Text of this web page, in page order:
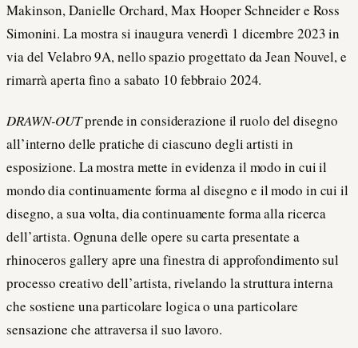
Makinson, Danielle Orchard, Max Hooper Schneider e Ross
Simonini. La mostra si inaugura venerdì 1 dicembre 2023 in
via del Velabro 9A, nello spazio progettato da Jean Nouvel, e
rimarrà aperta fino a sabato 10 febbraio 2024.
DRAWN-OUTprende in considerazione il ruolo del disegno
all’interno delle pratiche di ciascuno degli artisti in
esposizione. La mostra mette in evidenza il modo in cui il
mondo dia continuamente forma al disegno e il modo in cui il
disegno, a sua volta, dia continuamente forma alla ricerca
dell’artista. Ognuna delle opere su carta presentate a
rhinoceros gallery apre una finestra di approfondimento sul
processo creativo dell’artista, rivelando la struttura interna
che sostiene una particolare logica o una particolare
sensazione che attraversa il suo lavoro.